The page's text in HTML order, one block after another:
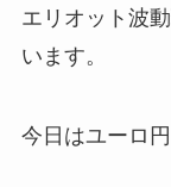
エリオット波
います。
今日はユーロ